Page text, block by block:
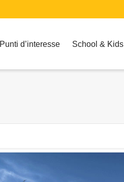
Punti d’interesse School & Kids